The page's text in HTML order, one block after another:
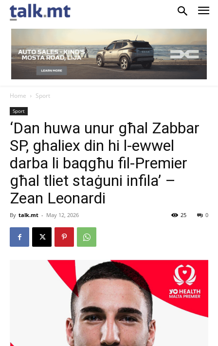
Home Sport
Sport
‘Dan huwa unur għal Zabbar
SP, ghaliex din hi l-ewwel
darba li baqgħu fil-Premier
għal tliet staġuni infila’ –
Zean Leonardi
By talk.mt - May 12, 2026 0
25